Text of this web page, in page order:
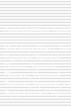
Διακοσμητικά
Μαξιλαροθήκες
Ριχτάρια Υφαντά
Πάντες Υφαντές
Πίνακες Υφαντοί
Τσάντες Υφαντές -
Θρησκευτικά